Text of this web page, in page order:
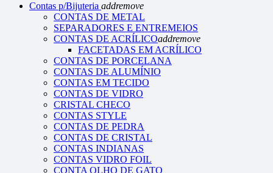
Contas p/Bijuteria addremove
CONTAS DE METAL
SEPARADORES E ENTREMEIOS
CONTAS DE ACRÍLICOaddremove
FACETADAS EM ACRÍLICO
CONTAS DE PORCELANA
CONTAS DE ALUMÍNIO
CONTAS EM TECIDO
CONTAS DE VIDRO
CRISTAL CHECO
CONTAS STYLE
CONTAS DE PEDRA
CONTAS DE CRISTAL
CONTAS INDIANAS
CONTAS VIDRO FOIL
CONTA OLHO DE GATO